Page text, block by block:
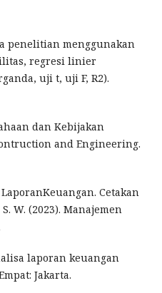
penelitian menggunakan
regresi linier
uji t, uji F, R2).
dan Kebijakan
and Engineering.
Cetakan
W. (2023). Manajemen
laporan keuangan
Jakarta.